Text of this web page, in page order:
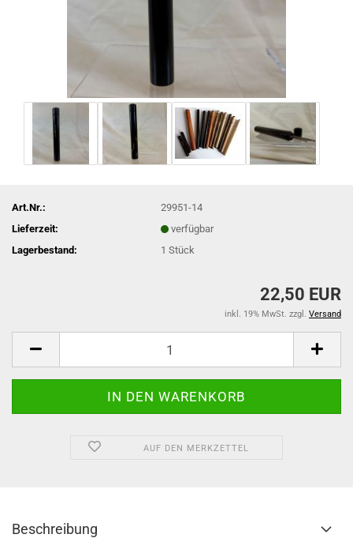
Art.Nr.:
29951-14
Lieferzeit:
verfügbar
Lagerbestand:
1Stück
22,50 EUR
inkl. 19% MwSt. zzgl. Versand
AUF DEN MERKZETTEL
Beschreibung